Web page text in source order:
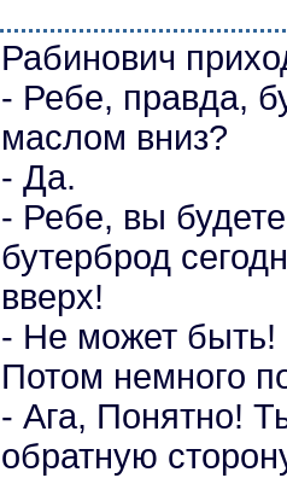
Рабинович
- Ребе, правда,
маслом вниз?
- Да.
- Ребе, вы
бутерброд
вверх!
- Не может быть!
Потом немного
- Ага, Понятно!
обратную